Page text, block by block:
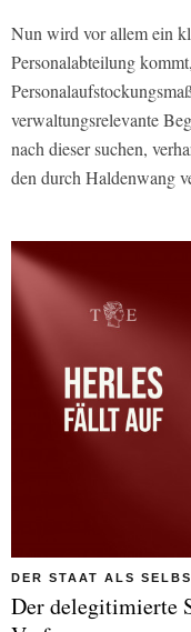
Nun wird vor allem ein
Personalabteilung
verwaltungsrelevante
nach dieser suchen,
den durch Haldenwang
DER STAAT ALS
Der delegitimierte